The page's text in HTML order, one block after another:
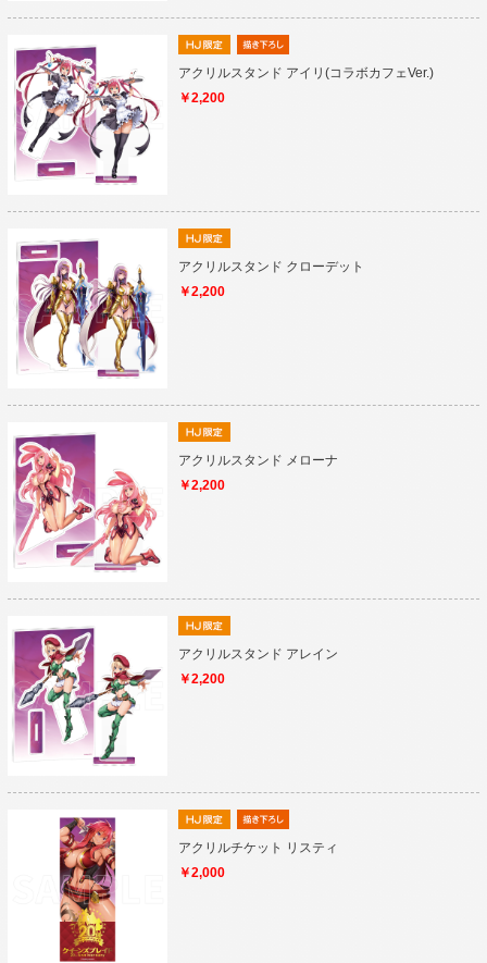
アクリルスタンド アイリ(コラボカフェVer.)
￥2,200
アクリルスタンド クローデット
￥2,200
アクリルスタンド メローナ
￥2,200
アクリルスタンド アレイン
￥2,200
アクリルチケット リスティ
￥2,000